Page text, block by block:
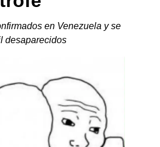
en Venezuela y se
desaparecidos